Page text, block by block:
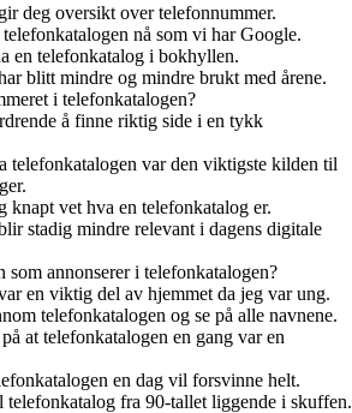
deg oversikt over telefonnummer.
nå som vi har Google.
en telefonkatalog i bokhyllen.
blitt mindre og mindre brukt med årene.
i telefonkatalogen?
å finne riktig side i en tykk
telefonkatalogen var den viktigste kilden til
knapt vet hva en telefonkatalog er.
stadig mindre relevant i dagens digitale
som annonserer i telefonkatalogen?
en viktig del av hjemmet da jeg var ung.
telefonkatalogen og se på alle navnene.
at telefonkatalogen en gang var en
en dag vil forsvinne helt.
telefonkatalog fra 90-tallet liggende i skuffen.